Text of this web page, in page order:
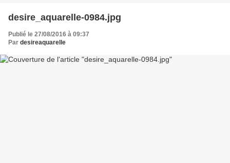
desire_aquarelle-0984.jpg
Publié le 27/08/2016 à 09:37
Par desireaquarelle